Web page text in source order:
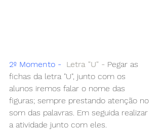
2º Momento - Letra "U" - Pegar as
fichas da letra "U", junto com os
alunos iremos falar o nome das
figuras; sempre prestando atenção no
som das palavras. Em seguida realizar
a atividade junto com eles.